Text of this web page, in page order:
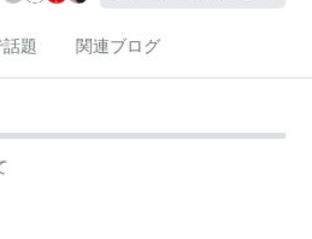
題 関連ブログ